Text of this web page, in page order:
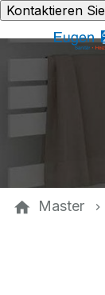
Kontaktieren
Master